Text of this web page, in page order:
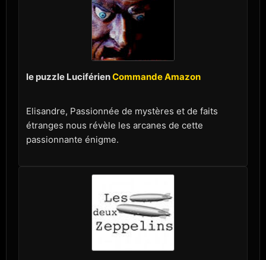
le puzzle LuciférienCommande Amazon
Elisandre, Passionnée de mystères et de faits
étranges nous révèle les arcanes de cette
passionnante énigme.